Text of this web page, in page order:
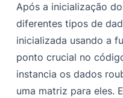
Após a inicialização
diferentes tipos de
inicializada usando a
ponto crucial no
instancia os dados
uma matriz para eles.